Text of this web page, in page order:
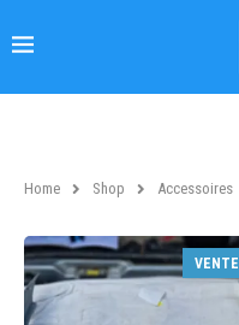
Home Shop Accessoires
VENTE